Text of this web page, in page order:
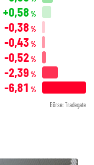
+0,58 %
-0,38 %
-0,43 %
-0,52 %
-2,39 %
-6,81 %
Börse: Tradegate